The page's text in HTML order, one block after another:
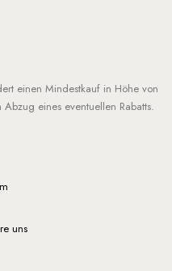
einen Mindestkauf in Höhe von
eines eventuellen Rabatts.
uns